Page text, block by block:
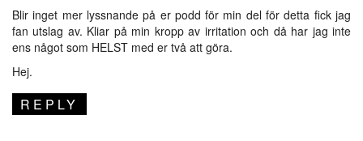
Blir inget mer lyssnande på er podd för min del för detta fick jag
fan utslag av. Kliar på min kropp av irritation och då har jag inte
ens något som HELST med er två att göra.
Hej.
REPLY